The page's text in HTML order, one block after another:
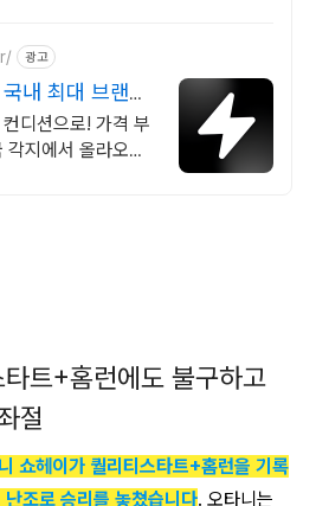
광고
내 최대 브랜드
디션으로! 가격 부
지에서 올라오는
트+홈런에도 불구하고
절
쇼헤이가 퀄리티스타트+홈런을 기록
조로 승리를 놓쳤습니다. 오타니는